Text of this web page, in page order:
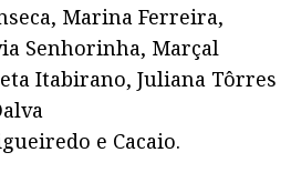
Marina Ferreira,
Senhorinha, Marçal
Itabirano, Juliana Tôrres
e Cacaio.